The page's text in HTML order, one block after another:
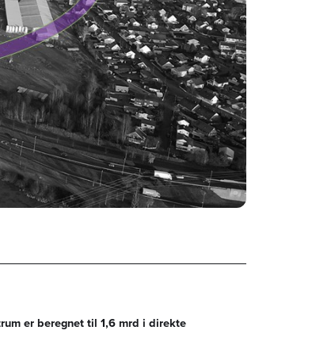
er beregnet til 1,6 mrd i direkte